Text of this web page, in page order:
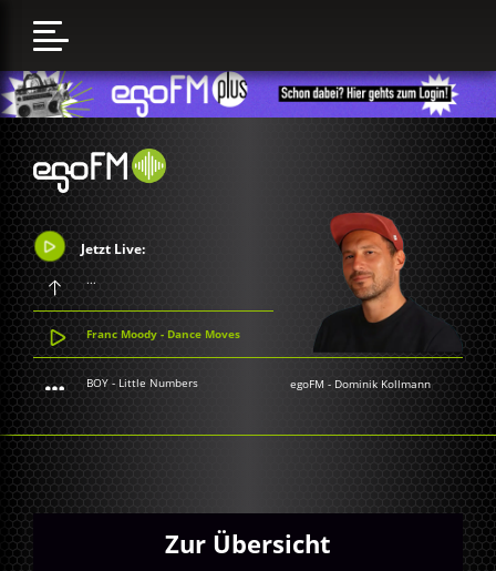
Jetzt Live:
...
Franc Moody - Dance Moves
BOY - Little Numbers egoFM - Dominik Kollmann
Zur Übersicht